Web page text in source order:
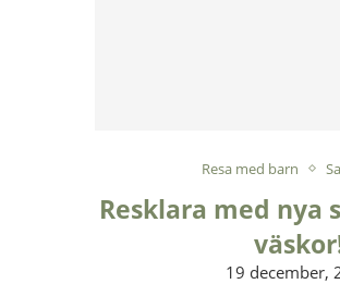
Resa med barn
Resklara med nya
19 december,